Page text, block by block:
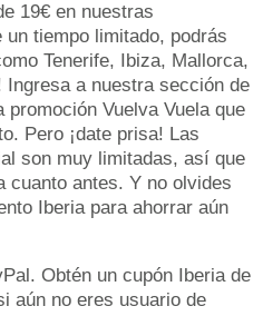
19€ en nuestras
tiempo limitado, podrás
Tenerife, Ibiza, Mallorca,
Ingresa a nuestra sección de
Vuelva Vuela que
Pero ¡date prisa! Las
son muy limitadas, así que
cuanto antes. Y no olvides
Iberia para ahorrar aún
Obtén un cupón Iberia de
aún no eres usuario de